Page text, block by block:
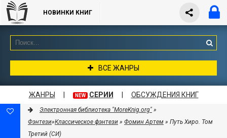
НОВИНКИ КНИГ
ВСЕ ЖАНРЫ
ЖАНРЫ NEW СЕРИИ ОБСУЖДЕНИЯ КНИГ
Электронная библиотека "MoreKnig.org" »
Фэнтези»Классическое фэнтези » Фомин Артем » Путь Хиро. Том
Третий (СИ)